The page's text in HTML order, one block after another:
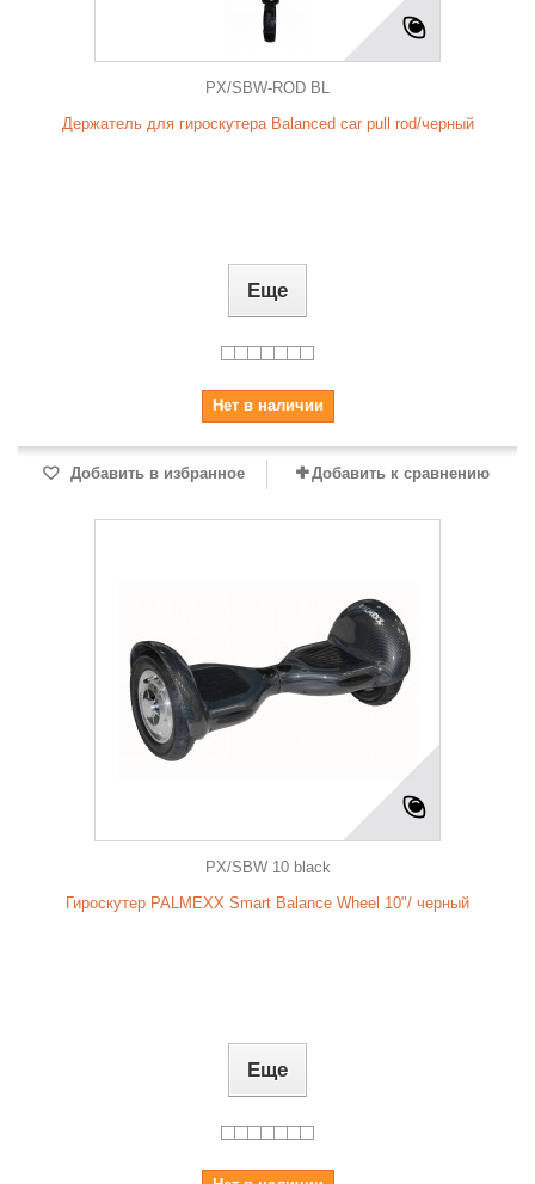
PX/SBW-ROD BL
Держатель для гироскутера Balanced car pull rod/черный
Еще
Нет в наличии
Добавить в избранное Добавить к сравнению
PX/SBW 10 black
Гироскутер PALMEXX Smart Balance Wheel 10"/ черный
Еще